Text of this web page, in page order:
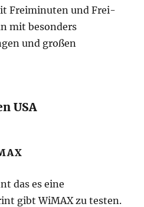
Freiminuten und Frei-
mit besonders
und großen
USA
das es eine
gibt WiMAX zu testen.